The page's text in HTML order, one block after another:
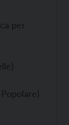
per